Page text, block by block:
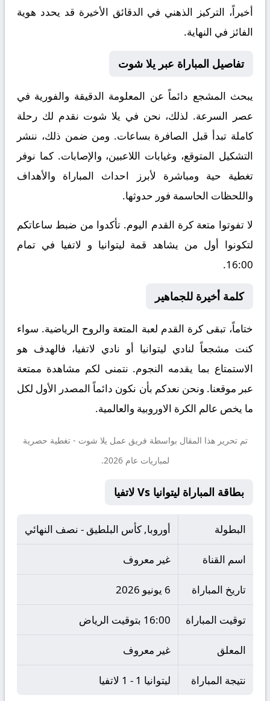
أخيراً، التركيز الذهني في الدقائق الأخيرة قد يحدد هوية
الفائز في النهاية.
تفاصيل المباراة عبر يلا شوت
يبحث المشجع دائماً عن المعلومة الدقيقة والفورية في
عصر السرعة. لذلك، نحن في يلا شوت نقدم لك رحلة
كاملة تبدأ قبل الصافرة بساعات. ومن ضمن ذلك، ننشر
التشكيل المتوقع، وغيابات اللاعبين، والإصابات. كما نوفر
تغطية حية ومباشرة لأبرز احداث المباراة والأهداف
واللحظات الحاسمة فور حدوثها.
لا تفوتوا متعة كرة القدم اليوم. تأكدوا من ضبط ساعاتكم
لتكونوا أول من يشاهد قمة ليتوانيا و لاتفيا في تمام
16:00.
كلمة أخيرة للجماهير
ختاماً، تبقى كرة القدم لعبة المتعة والروح الرياضية. سواء
كنت مشجعاً لنادي ليتوانيا أو نادي لاتفيا، فالهدف هو
الاستمتاع بما يقدمه النجوم. نتمنى لكم مشاهدة ممتعة
عبر موقعنا. ونحن نعدكم بأن نكون دائماً المصدر الأول لكل
ما يخص عالم الكرة الاوروبية والعالمية.
تم تحرير هذا المقال بواسطة فريق عمل يلا شوت - تغطية حصرية
لمباريات عام 2026.
بطاقة المباراة ليتوانيا Vs لاتفيا
البطولة أوروبا, كأس البلطيق - نصف النهائي
اسم القناة غير معروف
تاريخ المباراة 6 يونيو 2026
توقيت المباراة 16:00 بتوقيت الرياض
المعلق غير معروف
نتيجة المباراة ليتوانيا 1 - 1 لاتفيا